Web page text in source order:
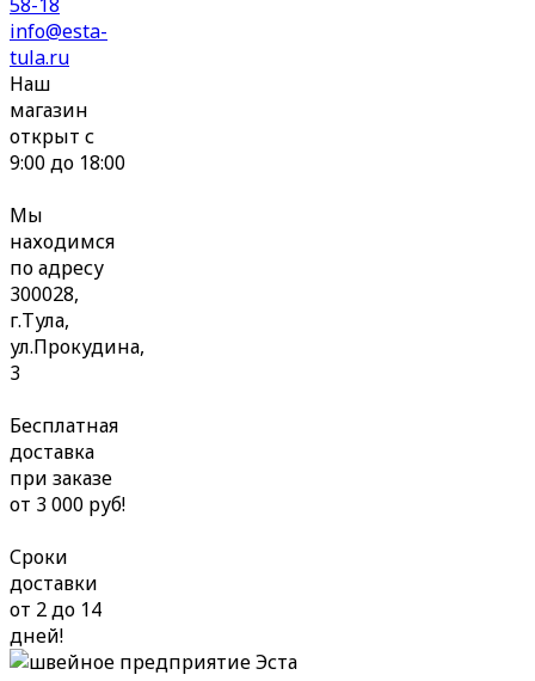
info@esta-
tula.ru
Наш
магазин
открыт с
9:00 до 18:00
Мы
находимся
по адресу
300028,
г.Тула,
ул.Прокудина,
3
Бесплатная
доставка
при заказе
от 3 000 руб!
Сроки
доставки
от 2 до 14
дней!